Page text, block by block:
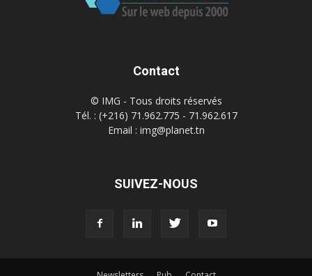
Contact
© IMG - Tous droits réservés
Tél. : (+216) 71.962.775 - 71.962.617
Email : img@planet.tn
SUIVEZ-NOUS